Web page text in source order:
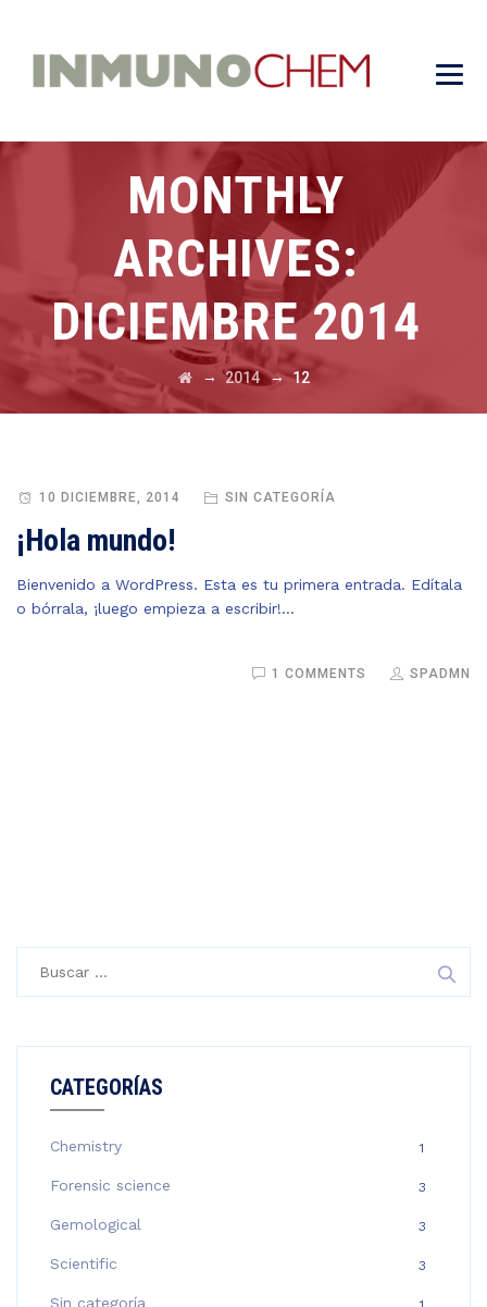
MONTHLY
ARCHIVES:
DICIEMBRE 2014
→2014→12
10 DICIEMBRE, 2014 SIN CATEGORÍA
¡Hola mundo!
Bienvenido a WordPress. Esta es tu primera entrada. Edítala
o bórrala, ¡luego empieza a escribir!...
1 COMMENTS SPADMN
CATEGORÍAS
Chemistry 1
Forensic science 3
Gemological 3
Scientific 3
Sin categoría